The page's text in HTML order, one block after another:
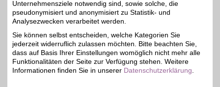
engelhorn
Sport & Fashion vereint:
engelhorn bietet zwei
Shops mit Kleidung von
über 700 Marken für alle
Modestyles und viele
Sportarten. Mit BSW-
Unternehmensziele notwendig sind, sowie solche, die
pseudonymisiert und anonymisiert zu Statistik- und
Analysezwecken verarbeitet werden.
Sie können selbst entscheiden, welche Kategorien Sie
jederzeit widerruflich zulassen möchten. Bitte beachten Sie,
dass auf Basis Ihrer Einstellungen womöglich nicht mehr alle
Funktionalitäten der Seite zur Verfügung stehen. Weitere
Informationen finden Sie in unserer Datenschutzerklärung